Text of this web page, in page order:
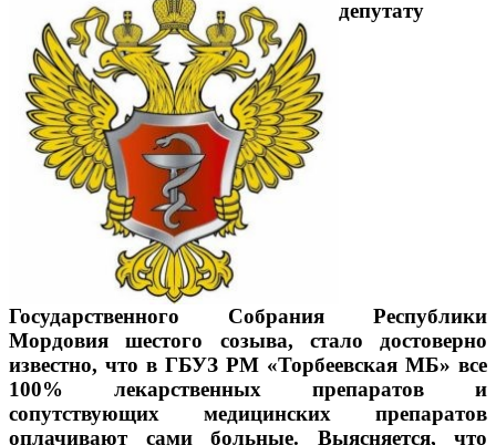
депутату
Государственного Собрания Республики
Мордовия шестого созыва, стало достоверно
известно, что в ГБУЗ РМ «Торбеевская МБ» все
100% лекарственных препаратов и
сопутствующих медицинских препаратов
оплачивают сами больные. Выясняется, что